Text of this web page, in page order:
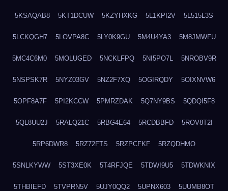
5KSAQAB8 5KT1DCUW 5KZYHXKG 5L1KPI2V 5L515L3S
5LCKQGH7 5LOVPA8C 5LY0K9GU 5M4U4YA3 5M8JMWFU
5MC4C6M0 5MOLUGED 5NCKLFPQ 5NI5PO7L 5NROBV9R
5NSPSK7R 5NYZ03GV 5NZ2F7XQ 5OGIRQDY 5OIXNVW6
5OPF8A7F 5PI2KCCW 5PMRZDAK 5Q7NY9BS 5QDQI5F8
5QL8UU2J 5RALQ21C 5RBG4E64 5RCDBBFD 5ROV8T2I
5RP6DWR8 5RZ72FTS 5RZPCFKF 5RZQDHMO
5SNLKYWW 5ST3XE0K 5T4RFJQE 5TDWI9U5 5TDWKNIX
5THBIEFD 5TVPRN5V 5UJY0QQ2 5UPNX603 5UUMB8OT